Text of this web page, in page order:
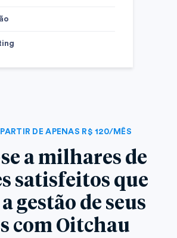
DE APENAS R$ 120/MÊS
a milhares de
satisfeitos que
gestão de seus
com Oitchau